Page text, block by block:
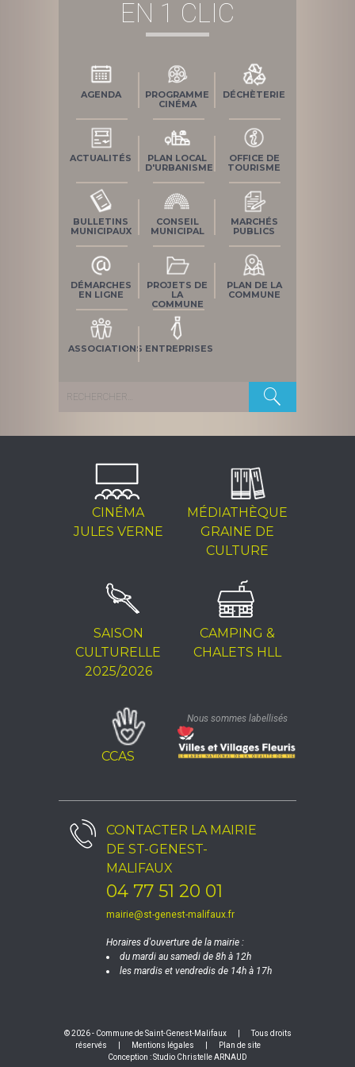
EN 1 CLIC
AGENDA
PROGRAMME
CINÉMA
DÉCHÈTERIE
ACTUALITÉS
PLAN LOCAL
D'URBANISME
OFFICE DE
TOURISME
BULLETINS
MUNICIPAUX
CONSEIL
MUNICIPAL
MARCHÉS
PUBLICS
DÉMARCHES
EN LIGNE
PROJETS DE
LA
COMMUNE
PLAN DE LA
COMMUNE
ASSOCIATIONS ENTREPRISES
Rechercher :
CINÉMA
JULES VERNE
MÉDIATHÈQUE
GRAINE DE
CULTURE
SAISON
CULTURELLE
2025/2026
CAMPING &
CHALETS HLL
CCAS
Nous sommes labellisés
CONTACTER LA MAIRIE
DE ST-GENEST-
MALIFAUX
04 77 51 20 01
mairie@st-genest-malifaux.fr
Horaires d'ouverture de la mairie :
du mardi au samedi de 8h à 12h
les mardis et vendredis de 14h à 17h
© 2026 - Commune de Saint-Genest-Malifaux
Tous droits
réservés
Mentions légales
Plan de site
Conception :Studio Christelle ARNAUD